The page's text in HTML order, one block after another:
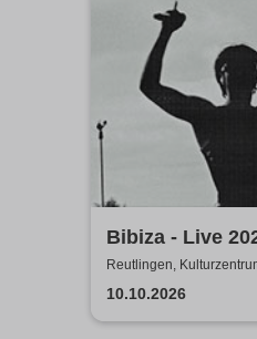
Bibiza - Live
Reutlingen,
10.10.2026